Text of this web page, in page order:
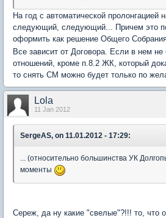
На год с автоматической пролонгацией
следующий, следующий... Причем это
оформить как решение Общего
Все зависит от Договора. Если в нем не
отношений, кроме п.8.2 ЖК, который
то снять СМ можно будет только по
Lola
11 Jan 2012
SergeAS, on 11.01.2012 - 17:29:
... (относительно большинства УК
моменты
Сереж, да ну какие "свелые"?!!! то, что